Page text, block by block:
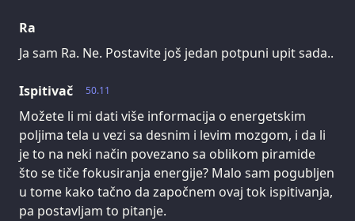
Ra
Ja sam Ra. Ne. Postavite još jedan potpuni upit sada..
50.11
Ispitivač
Možete li mi dati više informacija o energetskim
poljima tela u vezi sa desnim i levim mozgom, i da li
je to na neki način povezano sa oblikom piramide
što se tiče fokusiranja energije? Malo sam pogubljen
u tome kako tačno da započnem ovaj tok ispitivanja,
pa postavljam to pitanje.